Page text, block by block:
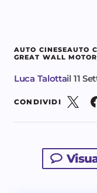
AUTO CINESEAUTO
GREAT WALL
Luca Talottail 11
CONDIVIDI